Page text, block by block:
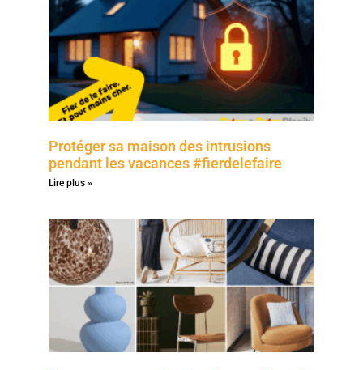
Protéger sa maison des intrusions
pendant les vacances #fierdelefaire
Lire plus »